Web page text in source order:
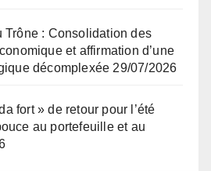
Trône : Consolidation des
et affirmation d’une
décomplexée 29/07/2026
fort » de retour pour l’été
au portefeuille et au